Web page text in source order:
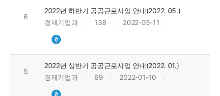
6
2022년 하반기 공공근로사업 안내(2022. 05.)
경제기업과
138 2022-05-11
5
2022년 상반기 공공근로사업 안내(2022. 01.)
경제기업과
69 2022-01-10